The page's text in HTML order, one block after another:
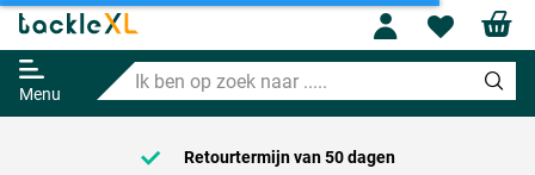
Menu
Ik
ben
op
naar
Profile
Retourtermijn van 50 dagen